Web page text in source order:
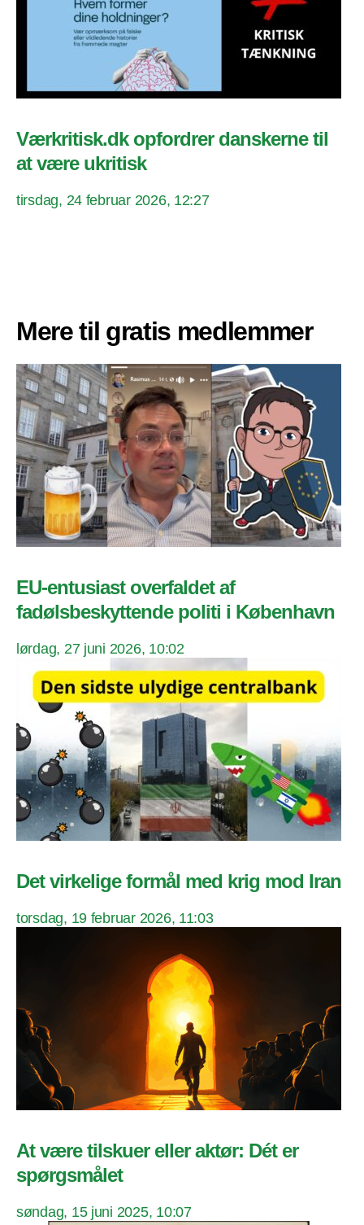
Værkritisk.dk opfordrer danskerne til
at være ukritisk
tirsdag, 24 februar 2026, 12:27
Mere til gratis medlemmer
EU-entusiast overfaldet af
fadølsbeskyttende politi i København
lørdag, 27 juni 2026, 10:02
Det virkelige formål med krig mod Iran
torsdag, 19 februar 2026, 11:03
At være tilskuer eller aktør: Dét er
spørgsmålet
søndag, 15 juni 2025, 10:07